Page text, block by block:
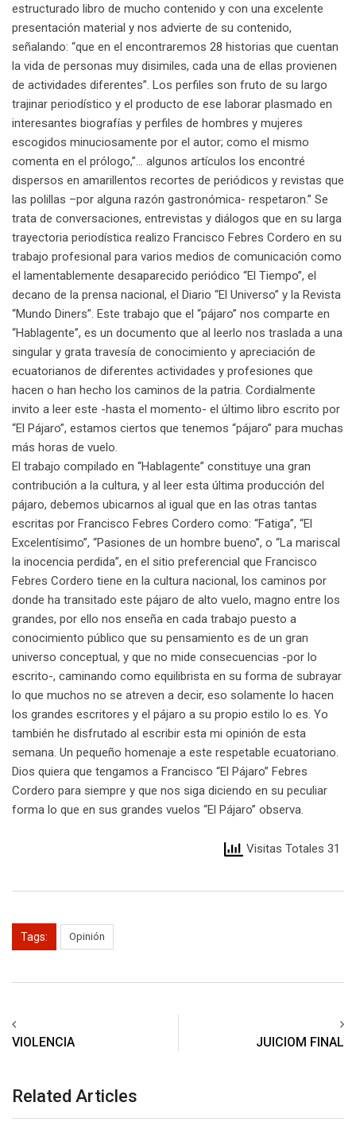
estructurado libro de mucho contenido y con una excelente
presentación material y nos advierte de su contenido,
señalando: “que en el encontraremos 28 historias que cuentan
la vida de personas muy disimiles, cada una de ellas provienen
de actividades diferentes”. Los perfiles son fruto de su largo
trajinar periodístico y el producto de ese laborar plasmado en
interesantes biografías y perfiles de hombres y mujeres
escogidos minuciosamente por el autor; como el mismo
comenta en el prólogo,”… algunos artículos los encontré
dispersos en amarillentos recortes de periódicos y revistas que
las polillas –por alguna razón gastronómica- respetaron.” Se
trata de conversaciones, entrevistas y diálogos que en su larga
trayectoria periodística realizo Francisco Febres Cordero en su
trabajo profesional para varios medios de comunicación como
el lamentablemente desaparecido periódico “El Tiempo”, el
decano de la prensa nacional, el Diario “El Universo” y la Revista
“Mundo Diners”. Este trabajo que el “pájaro” nos comparte en
“Hablagente”, es un documento que al leerlo nos traslada a una
singular y grata travesía de conocimiento y apreciación de
ecuatorianos de diferentes actividades y profesiones que
hacen o han hecho los caminos de la patria. Cordialmente
invito a leer este -hasta el momento- el último libro escrito por
“El Pájaro”, estamos ciertos que tenemos “pájaro” para muchas
más horas de vuelo.
El trabajo compilado en “Hablagente” constituye una gran
contribución a la cultura, y al leer esta última producción del
pájaro, debemos ubicarnos al igual que en las otras tantas
escritas por Francisco Febres Cordero como: “Fatiga”, “El
Excelentísimo”, “Pasiones de un hombre bueno”, o “La mariscal
la inocencia perdida”, en el sitio preferencial que Francisco
Febres Cordero tiene en la cultura nacional, los caminos por
donde ha transitado este pájaro de alto vuelo, magno entre los
grandes, por ello nos enseña en cada trabajo puesto a
conocimiento público que su pensamiento es de un gran
universo conceptual, y que no mide consecuencias -por lo
escrito-, caminando como equilibrista en su forma de subrayar
lo que muchos no se atreven a decir, eso solamente lo hacen
los grandes escritores y el pájaro a su propio estilo lo es. Yo
también he disfrutado al escribir esta mi opinión de esta
semana. Un pequeño homenaje a este respetable ecuatoriano.
Dios quiera que tengamos a Francisco “El Pájaro” Febres
Cordero para siempre y que nos siga diciendo en su peculiar
forma lo que en sus grandes vuelos “El Pájaro” observa.
Visitas Totales 31
Tags: Opinión
VIOLENCIA JUICIOM FINAL
Related Articles